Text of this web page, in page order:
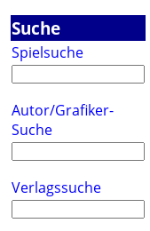
Suche
Spielsuche
Autor/Grafiker-
Suche
Verlagssuche